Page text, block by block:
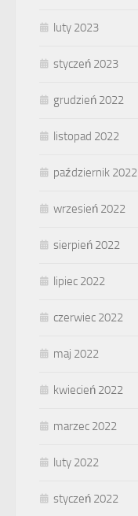
luty 2023
styczeń 2023
grudzień 2022
listopad 2022
październik 2022
wrzesień 2022
sierpień 2022
lipiec 2022
czerwiec 2022
maj 2022
kwiecień 2022
marzec 2022
luty 2022
styczeń 2022